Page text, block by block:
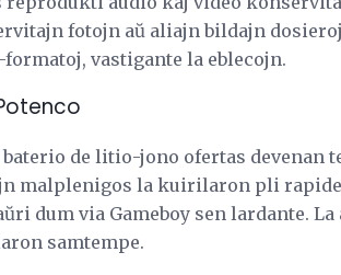
fotojn aŭ aliajn bildajn
vastigante la eblecojn.
baterio de litio-jono ofertas devenan
malplenigos la kuirilaron pli
dum via Gameboy sen lardante.
samtempe.